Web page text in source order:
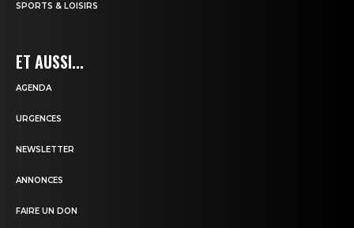
SPORTS & LOISIRS
ET AUSSI...
AGENDA
URGENCES
NEWSLETTER
ANNONCES
FAIRE UN DON